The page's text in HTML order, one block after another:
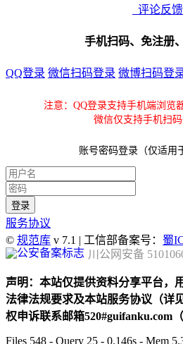
评论反馈
手机扫码、免注册
QQ登录 微信扫码登录 微博扫码登
注意：QQ登录支持手机端浏览
微信仅支持手机扫
账号密码登录（仅适用
服务协议
© 规范库 v 7.1 | 工信部备案号： 蜀
川公网安备
声明：本站仅提供资料分享平台，
法律法规要求及本站服务协议（详
权申诉联系邮箱520#guifanku.com
Files 548 - Query 25 - 0.146s - Mem